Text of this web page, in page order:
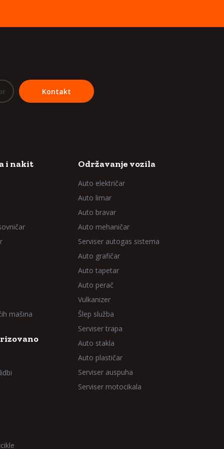
Kontakt
i nakit
mašina
Održavanje vozila
Auto električar
Auto limar
Auto bravar
Auto mehaničar
Serviser autogas sistema
Auto grafičar
Auto tapetar
Auto perač
Vulkanizer
Šlep služba
Serviser trapa
Auto stakla
Auto plastičar
Serviser auspuha
Serviser motocikala